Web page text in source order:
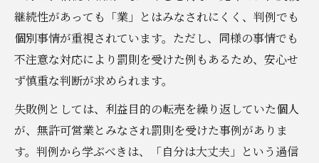
継続性があっても「業」とはみなされにくく、判例でも
個別事情が重視されています。ただし、同様の事情でも
不注意な対応により罰則を受けた例もあるため、安心せ
ず慎重な判断が求められます。
失敗例としては、利益目的の転売を繰り返していた個人
が、無許可営業とみなされ罰則を受けた事例がありま
す。判例から学ぶべきは、「自分は大丈夫」という過信